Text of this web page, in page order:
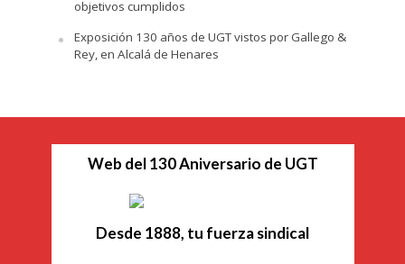
objetivos cumplidos
Exposición 130 años de UGT vistos por Gallego &
Rey, en Alcalá de Henares
Web del 130 Aniversario de UGT
Desde 1888, tu fuerza sindical